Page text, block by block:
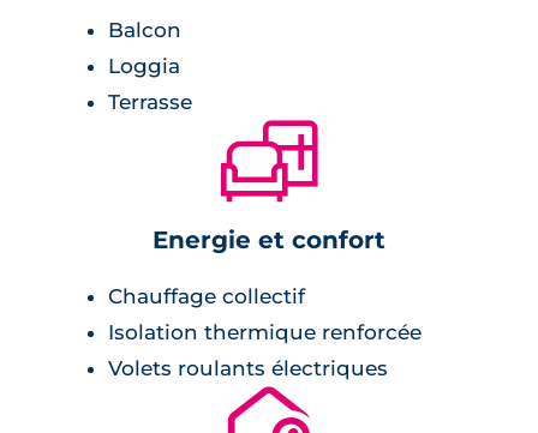
parking en sous-sol est proposé. Son accès
est strictement réglementé et autorisé qu'aux
résidents. Par ailleurs, un vidéophone est
installé à l'entrée du complexe immobilier. Un
ascenseur dessert, également, tous les
niveaux du bâtiment.
Équipement de la résidence :
ascenseur,
parking privatif,
architecture moderne,
Balcon
Loggia
Terrasse
🛋
Energie et confort
Chauffage collectif
Isolation thermique renforcée
Volets roulants électriques